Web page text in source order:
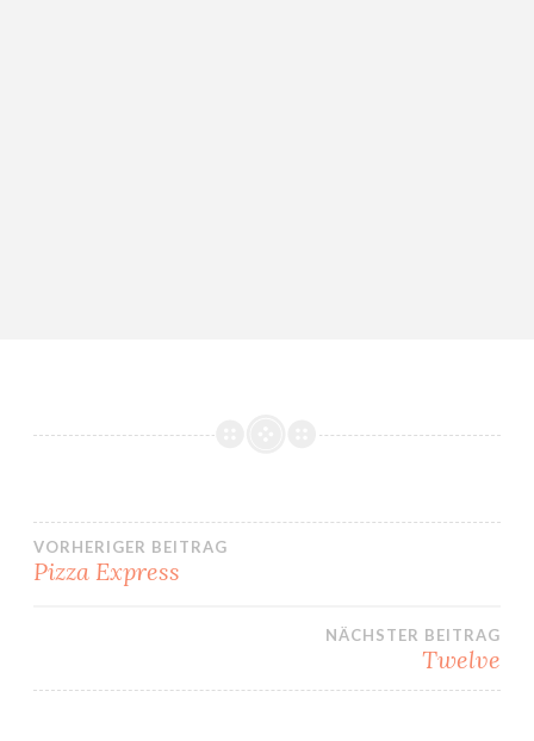
Beitrags-
VORHERIGER BEITRAG
Pizza Express
NÄCHSTER BEITRAG
Twelve